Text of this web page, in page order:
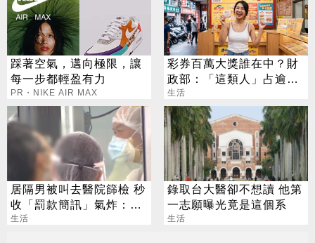
踩著空氣，邁向極限，讓
每一步都輕盈有力
PR・NIKE AIR MAX
彩券百萬大獎誰在中？財
政部：「這類人」占逾6
成
生活
居隔男被叫去醫院篩檢 秒
收「罰款簡訊」氣炸：腦
子有洞
生活
錄取台大醫卻不想讀 他第
一志願曝光竟是這個系
生活